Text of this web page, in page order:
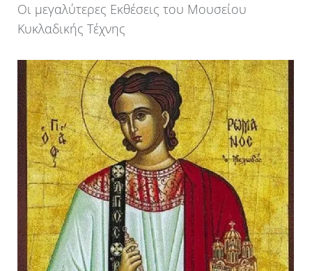
Οι μεγαλύτερες Εκθέσεις του Μουσείου
Κυκλαδικής Τέχνης